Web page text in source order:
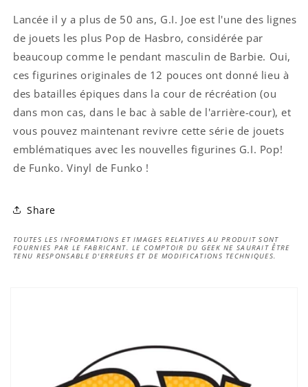
Lancée il y a plus de 50 ans, G.I. Joe est l'une des lignes
de jouets les plus Pop de Hasbro, considérée par
beaucoup comme le pendant masculin de Barbie. Oui,
ces figurines originales de 12 pouces ont donné lieu à
des batailles épiques dans la cour de récréation (ou
dans mon cas, dans le bac à sable de l'arrière-cour), et
vous pouvez maintenant revivre cette série de jouets
emblématiques avec les nouvelles figurines G.I. Pop!
de Funko. Vinyl de Funko !
Share
TOUTES LES INFORMATIONS ET IMAGES RELATIVES AU PRODUIT SONT
FOURNIES PAR LE FABRICANT. LE COMPTOIR DU GEEK NE SAURAIT ÊTRE
TENU RESPONSABLE D'ERREURS ET DE MODIFICATIONS TECHNIQUES.